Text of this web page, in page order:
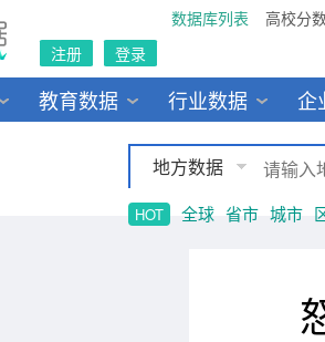
数据库列表
高校分
注册
登录
教育数据 行业数据 企
地方数据
HOT 全球 省市 城市